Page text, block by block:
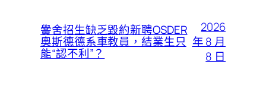
黌舍招生缺乏毀約新聘OSDER
奧斯德德系車教員，結業生只
能“認不利”？
2026
年 8 月
8 日